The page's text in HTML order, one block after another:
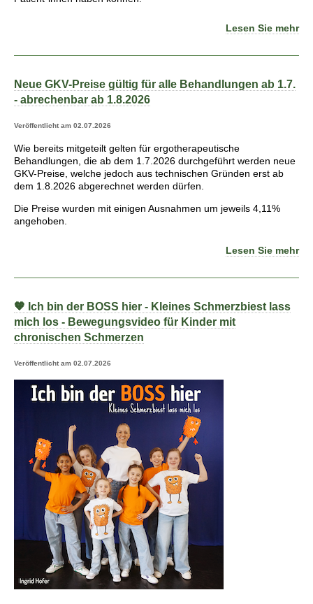
Lesen Sie mehr
Neue GKV-Preise gültig für alle Behandlungen ab 1.7.
- abrechenbar ab 1.8.2026
Veröffentlicht am 02.07.2026
Wie bereits mitgeteilt gelten für ergotherapeutische
Behandlungen, die ab dem 1.7.2026 durchgeführt werden neue
GKV-Preise, welche jedoch aus technischen Gründen erst ab
dem 1.8.2026 abgerechnet werden dürfen.
Die Preise wurden mit einigen Ausnahmen um jeweils 4,11%
angehoben.
Lesen Sie mehr
🧡 Ich bin der BOSS hier - Kleines Schmerzbiest lass
mich los - Bewegungsvideo für Kinder mit
chronischen Schmerzen
Veröffentlicht am 02.07.2026